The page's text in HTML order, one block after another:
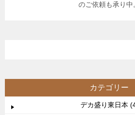
のご依頼も承り中
カテゴリー
デカ盛り東日本